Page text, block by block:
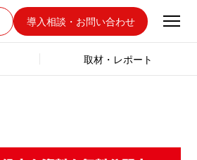
導入相談・お問い合わせ
取材・レポート